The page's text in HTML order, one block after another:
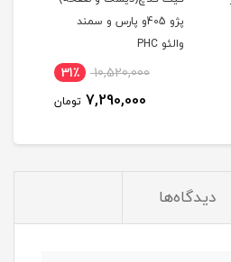
پژو 405و پارس و سمند
والئو PHC
10,520,000 31٪
7,290,000 تومان
دیدگاه‌ها